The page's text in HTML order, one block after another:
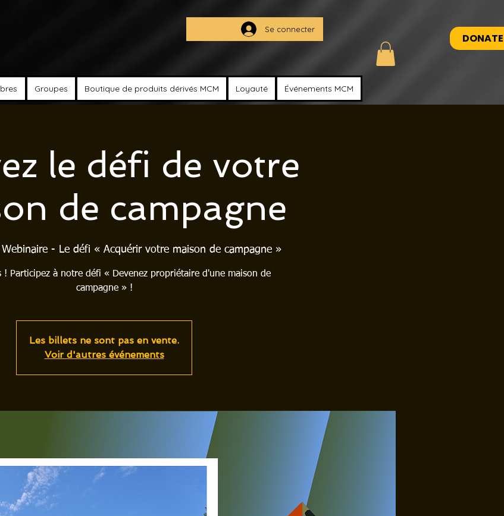
Se connecter
DONATE
Groupes Boutique de produits dérivés MCM Loyauté Événements MCM
le défi de votre
de campagne
Webinaire - Le défi « Acquérir votre maison de campagne »
! Participez à notre défi « Devenez propriétaire d'une maison de
campagne » !
Les billets ne sont pas en vente.
Voir d'autres événements